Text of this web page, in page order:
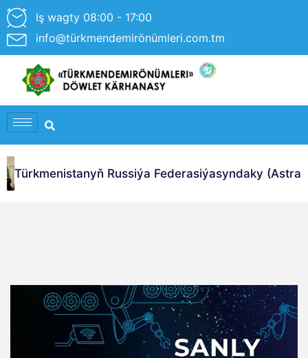
Iş wagty 08:00 - 17:00
info@türkmendemirönümleri.com.tm
Türkmenistanyň Russiýa Federasiýasyndaky